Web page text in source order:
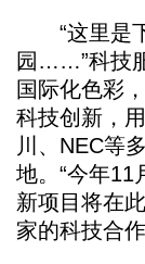
“这里是下
园……”科技
国际化色彩
科技创新，
川、NEC等
地。“今年11
新项目将在
家的科技合